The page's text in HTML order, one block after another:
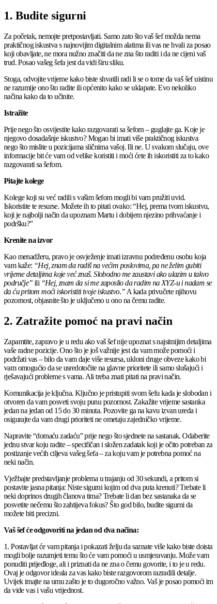
1. Budite sigurni
Za početak, nemojte pretpostavljati. Samo zato što vaš šef možda nema
praktičnog iskustva s najnovijim digitalnim alatima ili vas ne hvali za posao
koji obavljate, ne mora nužno značiti da ne zna što raditi i da ne cijeni vaš
trud. Posao vašeg šefa jest da vidi širu sliku.
Stoga, odvojite vrijeme kako biste shvatili radi li se o tome da vaš šef uistinu
ne razumije ono što radite ili općenito kako se uklapate. Evo nekoliko
načina kako da to učinite.
Istražite
Prije nego što osvijestite kako razgovarati sa šefom – guglajte ga. Koje je
njegovo dosadašnje iskustvo? Mogao bi imati više praktičnog iskustva
nego što mislite u pozicijama sličnima vašoj. Ili ne. U svakom slučaju, ove
informacije bit će vam od velike koristiti i moći ćete ih iskoristiti za to kako
razgovarati sa šefom.
Pitajte kolege
Kolege koji su već radili s vašim šefom mogli bi vam pružiti uvid.
Iskoristite te resurse. Možete ih to pitati ovako: “Hej, prema tvom iskustvu,
koji je najbolji način da upoznam Martu i dobijem njezino prihvaćanje i
podršku?”
Krenite na izvor
Kao menadžeru, pravo je osvježenje imati izravnu podređenu osobu koja
vam kaže: “Hej, znam da radiš na većim poslovima, pa ne želim gubiti
vrijeme detaljima koje već znaš. Slobodno me zaustavi ako ulazim u takvo
područje”ili “Hej, znam da si me zaposlio da radim na XYZ-u i nadam se
da ću pritom moći iskoristiti tvoje iskustvo.” A kada privučete njihovu
pozornost, objasnite što je uključeno u ono na čemu radite.
2. Zatražite pomoć na pravi način
Zapamtite, zapravo je u redu ako vaš šef nije upoznat s najsitnijim detaljima
vaše radne pozicije. Ono što je još važnije jest da vam može pomoći i
podržati vas – bilo da vam daje više resursa, ukloni druge obveze kako bi
vam omogućio da se usredotočite na glavne prioritete ili samo slušajući i
rješavajući probleme s vama. Ali treba znati pitati na pravi način.
Komunikacija je ključna. Ključno je pristupiti svom šefu kada je slobodan i
otvoren da vam posveti svoju punu pozornost. Zakažite vrijeme sastanka
jedan na jedan od 15 do 30 minuta. Pozovite ga na kavu izvan ureda i
osigurajte da vam drugi prioriteti ne ometaju zajedničko vrijeme.
Napravite “domaću zadaću” prije nego što sjednete na sastanak. Odaberite
jednu stvar koju radite – specifičan i složen zadatak koji je očito potreban za
postizanje većih ciljeva vašeg šefa – za koju vam je potrebna pomoć na
neki način.
Vježbajte predstavljanje problema u trajanju od 30 sekundi, a pritom si
postavite jasna pitanja: Niste sigurni kojim od dva puta krenuti? Trebate li
neki doprinos drugih članova tima? Trebate li dan bez sastanaka da se
posvetite nečemu što zahtijeva fokus? Što god bilo, budite sigurni da
možete biti precizni.
Vaš šef će odgovoriti na jedan od dva načina:
1. Postavljat će vam pitanja i pokazati želju da saznate više kako biste doista
mogli bolje razumjeti temu što će vam pomoći u usmjeravanju. Može vam
ponuditi prijedloge, ali i priznati da ne zna o čemu govorite, i to je u redu.
Ovaj je odgovor ideala za vas kako biste razgovorom razradili detalje.
Uvijek imajte na umu zašto je to dugoročno važno. Vaš je posao pomoći im
da vide vas i vašu vrijednost.